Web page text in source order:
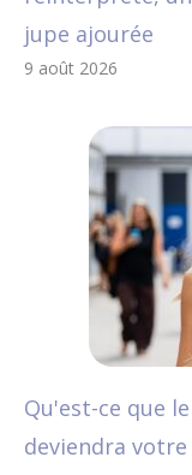
jupe ajourée
9 août 2026
Qu'est-ce que
deviendra